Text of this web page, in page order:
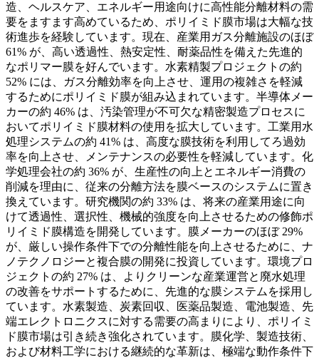
造、ヘルスケア、エネルギー用途向けに高性能分離材料の需
要をますます高めているため、ポリイミド膜市場は大幅な技
術進歩を経験しています。現在、産業用ガス分離施設のほぼ
61% が、高い透過性、熱安定性、耐薬品性を備えた先進的
なポリマー膜を好んでいます。水素精製プロジェクトの約
52% には、ガス分離効率を向上させ、運用の複雑さを軽減
するためにポリイミド膜が組み込まれています。半導体メー
カーの約 46% は、汚染管理が不可欠な精密製造プロセスに
おいてポリイミド膜材料の使用を拡大しています。工業用水
処理システムの約 41% は、高度な膜技術を利用してろ過効
率を向上させ、メンテナンスの必要性を軽減しています。化
学処理会社の約 36% が、生産性の向上とエネルギー消費の
削減を理由に、従来の分離方法を膜ベースのシステムに置き
換えています。研究機関の約 33% は、将来の産業用途に向
けて透過性、選択性、機械的強度を向上させるための修飾ポ
リイミド膜構造を開発しています。膜メーカーのほぼ 29%
が、厳しい操作条件下での分離性能を向上させるために、ナ
ノテクノロジーと複合膜の開発に投資しています。環境プロ
ジェクトの約 27% は、よりクリーンな産業運営と廃水処理
の改善をサポートするために、先進的な膜システムを採用し
ています。水素製造、炭素回収、医薬品製造、電池製造、先
端エレクトロニクスに対する需要の高まりにより、ポリイミ
ド膜市場は引き続き強化されています。膜化学、製造技術、
および材料工学における継続的な革新は、極端な動作条件下